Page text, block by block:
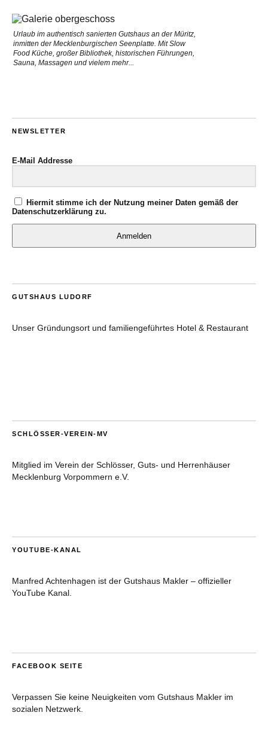
Urlaub im authentisch sanierten Gutshaus an der Müritz,
inmitten der Mecklenburgischen Seenplatte. Mit Slow
Food Küche, großer Bibliothek, historischen Führungen,
Sauna, Massagen und vielem mehr...
NEWSLETTER
E-Mail Addresse
Hiermit stimme ich der Nutzung meiner Daten gemäß der
Datenschutzerklärung zu.
Anmelden
GUTSHAUS LUDORF
Unser Gründungsort und familiengeführtes Hotel & Restaurant
SCHLÖSSER-VEREIN-MV
Mitglied im Verein der Schlösser, Guts- und Herrenhäuser
Mecklenburg Vorpommern e.V.
YOUTUBE-KANAL
Manfred Achtenhagen ist der Gutshaus Makler – offizieller
YouTube Kanal.
FACEBOOK SEITE
Verpassen Sie keine Neuigkeiten vom Gutshaus Makler im
sozialen Netzwerk.